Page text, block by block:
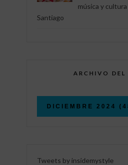
música y
Santiago
ARCHIVO DEL
Tweets by insidemystyle